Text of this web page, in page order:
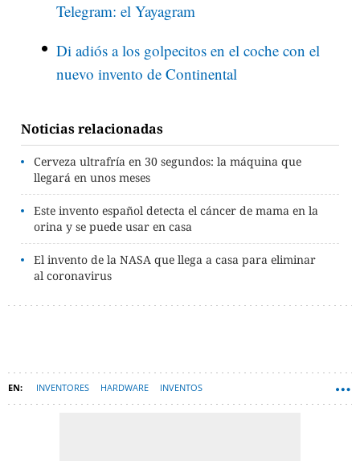
Telegram: el Yayagram
Di adiós a los golpecitos en el coche con el
nuevo invento de Continental
Noticias relacionadas
Cerveza ultrafría en 30 segundos: la máquina que
llegará en unos meses
Este invento español detecta el cáncer de mama en la
orina y se puede usar en casa
El invento de la NASA que llega a casa para eliminar
al coronavirus
INVENTORES HARDWARE INVENTOS